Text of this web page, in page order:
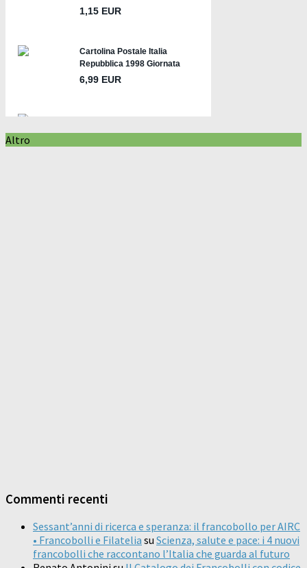
Altro
Commenti recenti
Sessant’anni di ricerca e speranza: il francobollo per AIRC
• Francobolli e Filatelia su Scienza, salute e pace: i 4 nuovi
francobolli che raccontano l’Italia che guarda al futuro